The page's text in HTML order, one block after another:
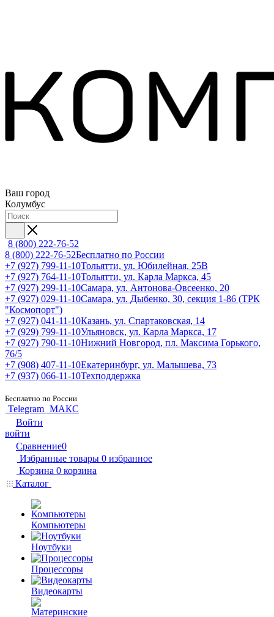
Ваш город
Колумбус
8 (800) 222-76-52
8 (800) 222-76-52Бесплатно по России
+7 (927) 799-11-10Тольятти, ул. Юбилейная, 25В
+7 (927) 764-11-10Тольятти, ул. Карла Маркса, 45
+7 (927) 299-11-10Самара, ул. Антонова-Овсеенко, 20
+7 (927) 029-11-10Самара, ул. Дыбенко, 30, секция 1-86 (ТРК
"Космопорт")
+7 (927) 041-11-10Казань, ул. Спартаковская, 14
+7 (929) 799-11-10Ульяновск, ул. Карла Маркса, 17
+7 (927) 790-11-10Нижний Новгород, пл. Максима Горького,
76/5
+7 (908) 407-11-10Екатеринбург, ул. Малышева, 73
+7 (937) 066-11-10Техподдержка
Бесплатно по России
Telegram МАКС
Войти
войти
Сравнение0
Избранные товары 0 избранное
Корзина 0 корзина
Каталог
Компьютеры
Ноутбуки
Процессоры
Видеокарты